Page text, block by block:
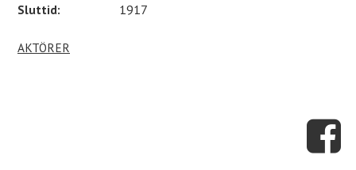
Sluttid:
1917
AKTÖRER